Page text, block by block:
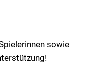
sowie